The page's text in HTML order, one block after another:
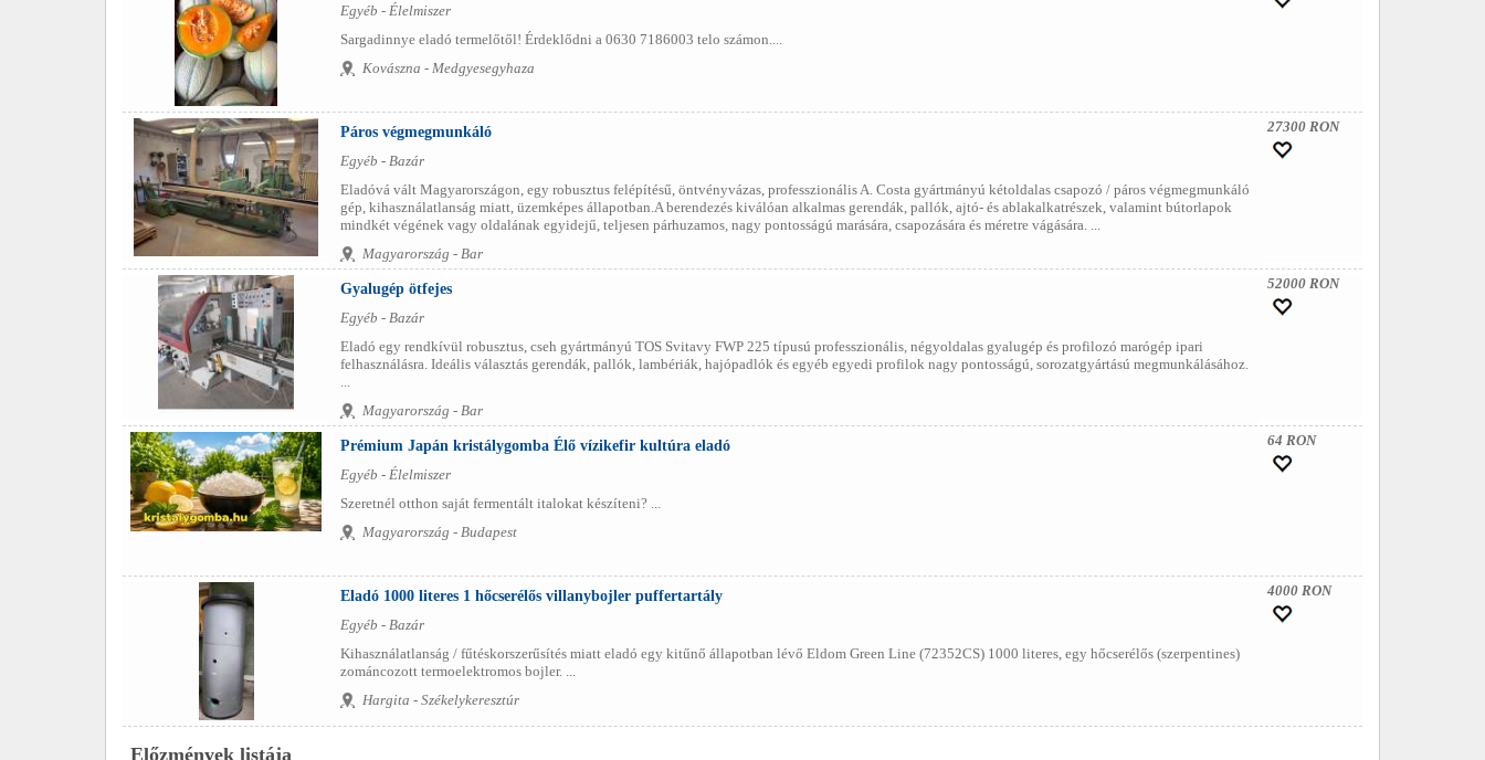
Egyéb - Élelmiszer
Sargadinnye eladó termelőtől! Érdeklődni a 0630 7186003 telo számon....
Kovászna - Medgyesegyhaza
Páros végmegmunkáló
Egyéb - Bazár
Eladóvá vált Magyarországon, egy robusztus felépítésű, öntvényvázas, professzionális A. Costa gyártmányú kétoldalas csapozó / páros végmegmunkáló
gép, kihasználatlanság miatt, üzemképes állapotban.A berendezés kiválóan alkalmas gerendák, pallók, ajtó- és ablakalkatrészek, valamint bútorlapok
mindkét végének vagy oldalának egyidejű, teljesen párhuzamos, nagy pontosságú marására, csapozására és méretre vágására. ...
Magyarország - Bar
27300 RON
Gyalugép ötfejes
Egyéb - Bazár
Eladó egy rendkívül robusztus, cseh gyártmányú TOS Svitavy FWP 225 típusú professzionális, négyoldalas gyalugép és profilozó marógép ipari
felhasználásra. Ideális választás gerendák, pallók, lambériák, hajópadlók és egyéb egyedi profilok nagy pontosságú, sorozatgyártású megmunkálásához.
Magyarország - Bar
52000 RON
Prémium Japán kristálygomba Élő vízikefir kultúra eladó
Egyéb - Élelmiszer
Szeretnél otthon saját fermentált italokat készíteni? ...
Magyarország - Budapest
64 RON
Eladó 1000 literes 1 hőcserélős villanybojler puffertartály
Egyéb - Bazár
Kihasználatlanság / fűtéskorszerűsítés miatt eladó egy kitűnő állapotban lévő Eldom Green Line (72352CS) 1000 literes, egy hőcserélős (szerpentines)
zománcozott termoelektromos bojler. ...
Hargita - Székelykeresztúr
4000 RON
Előzmények listája